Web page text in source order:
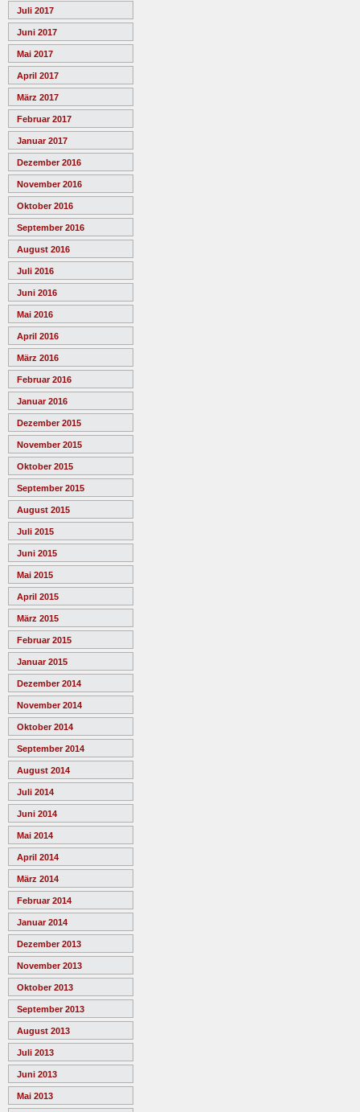
Juli 2017
Juni 2017
Mai 2017
April 2017
März 2017
Februar 2017
Januar 2017
Dezember 2016
November 2016
Oktober 2016
September 2016
August 2016
Juli 2016
Juni 2016
Mai 2016
April 2016
März 2016
Februar 2016
Januar 2016
Dezember 2015
November 2015
Oktober 2015
September 2015
August 2015
Juli 2015
Juni 2015
Mai 2015
April 2015
März 2015
Februar 2015
Januar 2015
Dezember 2014
November 2014
Oktober 2014
September 2014
August 2014
Juli 2014
Juni 2014
Mai 2014
April 2014
März 2014
Februar 2014
Januar 2014
Dezember 2013
November 2013
Oktober 2013
September 2013
August 2013
Juli 2013
Juni 2013
Mai 2013